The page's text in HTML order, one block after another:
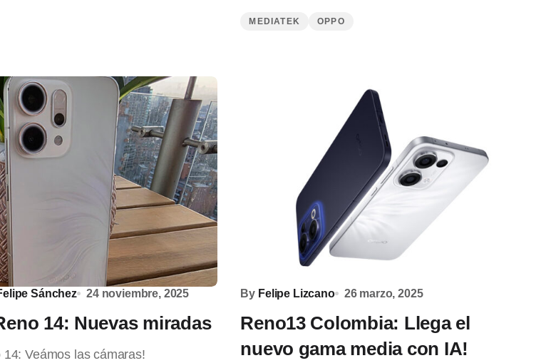
MEDIATEK OPPO
Sánchez 24 noviembre, 2025
14: Nuevas miradas
14: Veámos las cámaras!
By Felipe Lizcano 26 marzo, 2025
Reno13 Colombia: Llega el
nuevo gama media con IA!